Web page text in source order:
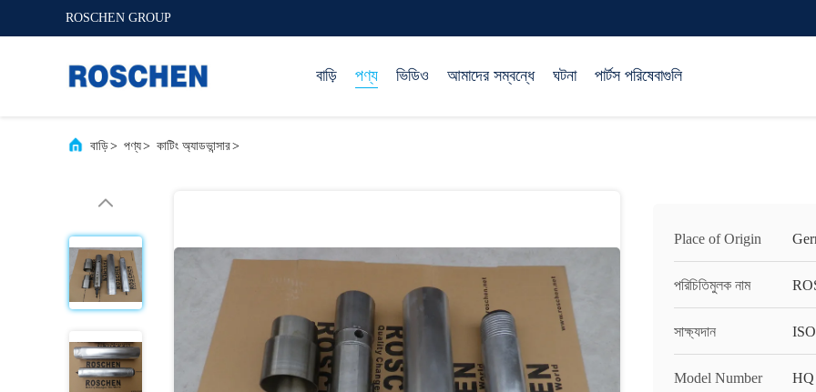
ROSCHEN GROUP
বাড়ি পণ্য ভিডিও আমাদের সম্বন্ধে ঘটনা পার্টস পরিষেবাগুলি
বাড়ি> পণ্য> কাটিং অ্যাডভান্সার>
Place of Origin
পরিচিতিমুলক নাম
সাক্ষ্যদান ISO
Model Number HQ